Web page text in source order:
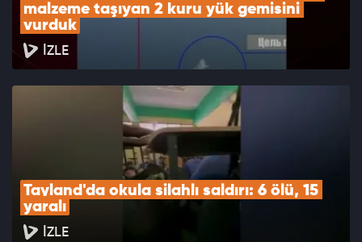
malzeme taşıyan 2 kuru yük gemisini
vurduk
İZLE
Tayland'da okula silahlı saldırı: 6 ölü, 15
yaralı
İZLE